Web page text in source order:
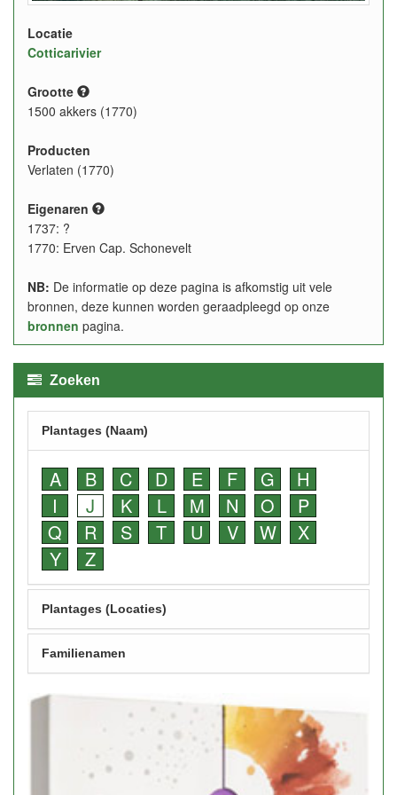
Locatie
Cotticarivier
Grootte
1500 akkers (1770)
Producten
Verlaten (1770)
Eigenaren
1737: ?
1770: Erven Cap. Schonevelt
NB: De informatie op deze pagina is afkomstig uit vele
bronnen, deze kunnen worden geraadpleegd op onze
bronnen pagina.
Zoeken
Plantages (Naam)
A B C D E F G
H
I
J K L M N O
P
Q
R S T U V W
X
Y
Z
Plantages (Locaties)
Familienamen